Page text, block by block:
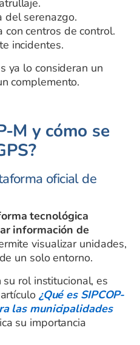
del serenazgo.
con centros de control.
incidentes.
ya lo consideran un
complemento.
M y cómo se
oficial de
tecnológica
información de
visualizar unidades,
un solo entorno.
rol institucional, es
¿Qué es SIPCOP-
las municipalidades
su importancia